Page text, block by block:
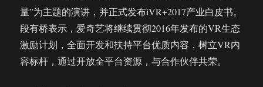
量”为主题的演讲，并正式发布iVR+2017产业白皮书。
段有桥表示，爱奇艺将继续贯彻2016年发布的VR生态
激励计划，全面开发和扶持平台优质内容，树立VR内
容标杆，通过开放全平台资源，与合作伙伴共荣。